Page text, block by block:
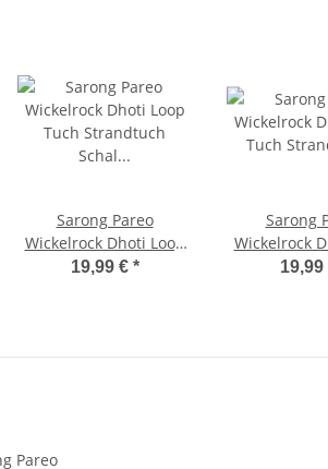
Sarong Pareo
Wickelrock Dhoti Loop
Tuch Strandtuch Schal
19,99 € *
Sarong
Wickelrock
Tuch19,99